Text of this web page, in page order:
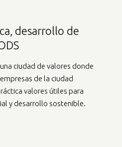
desarrollo de
ciudad de valores donde
de la ciudad
valores útiles para
y desarrollo sostenible.